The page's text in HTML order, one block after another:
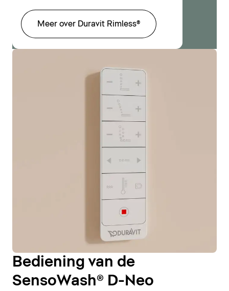
Meer over Duravit Rimless®
Bediening van de
SensoWash® D-Neo